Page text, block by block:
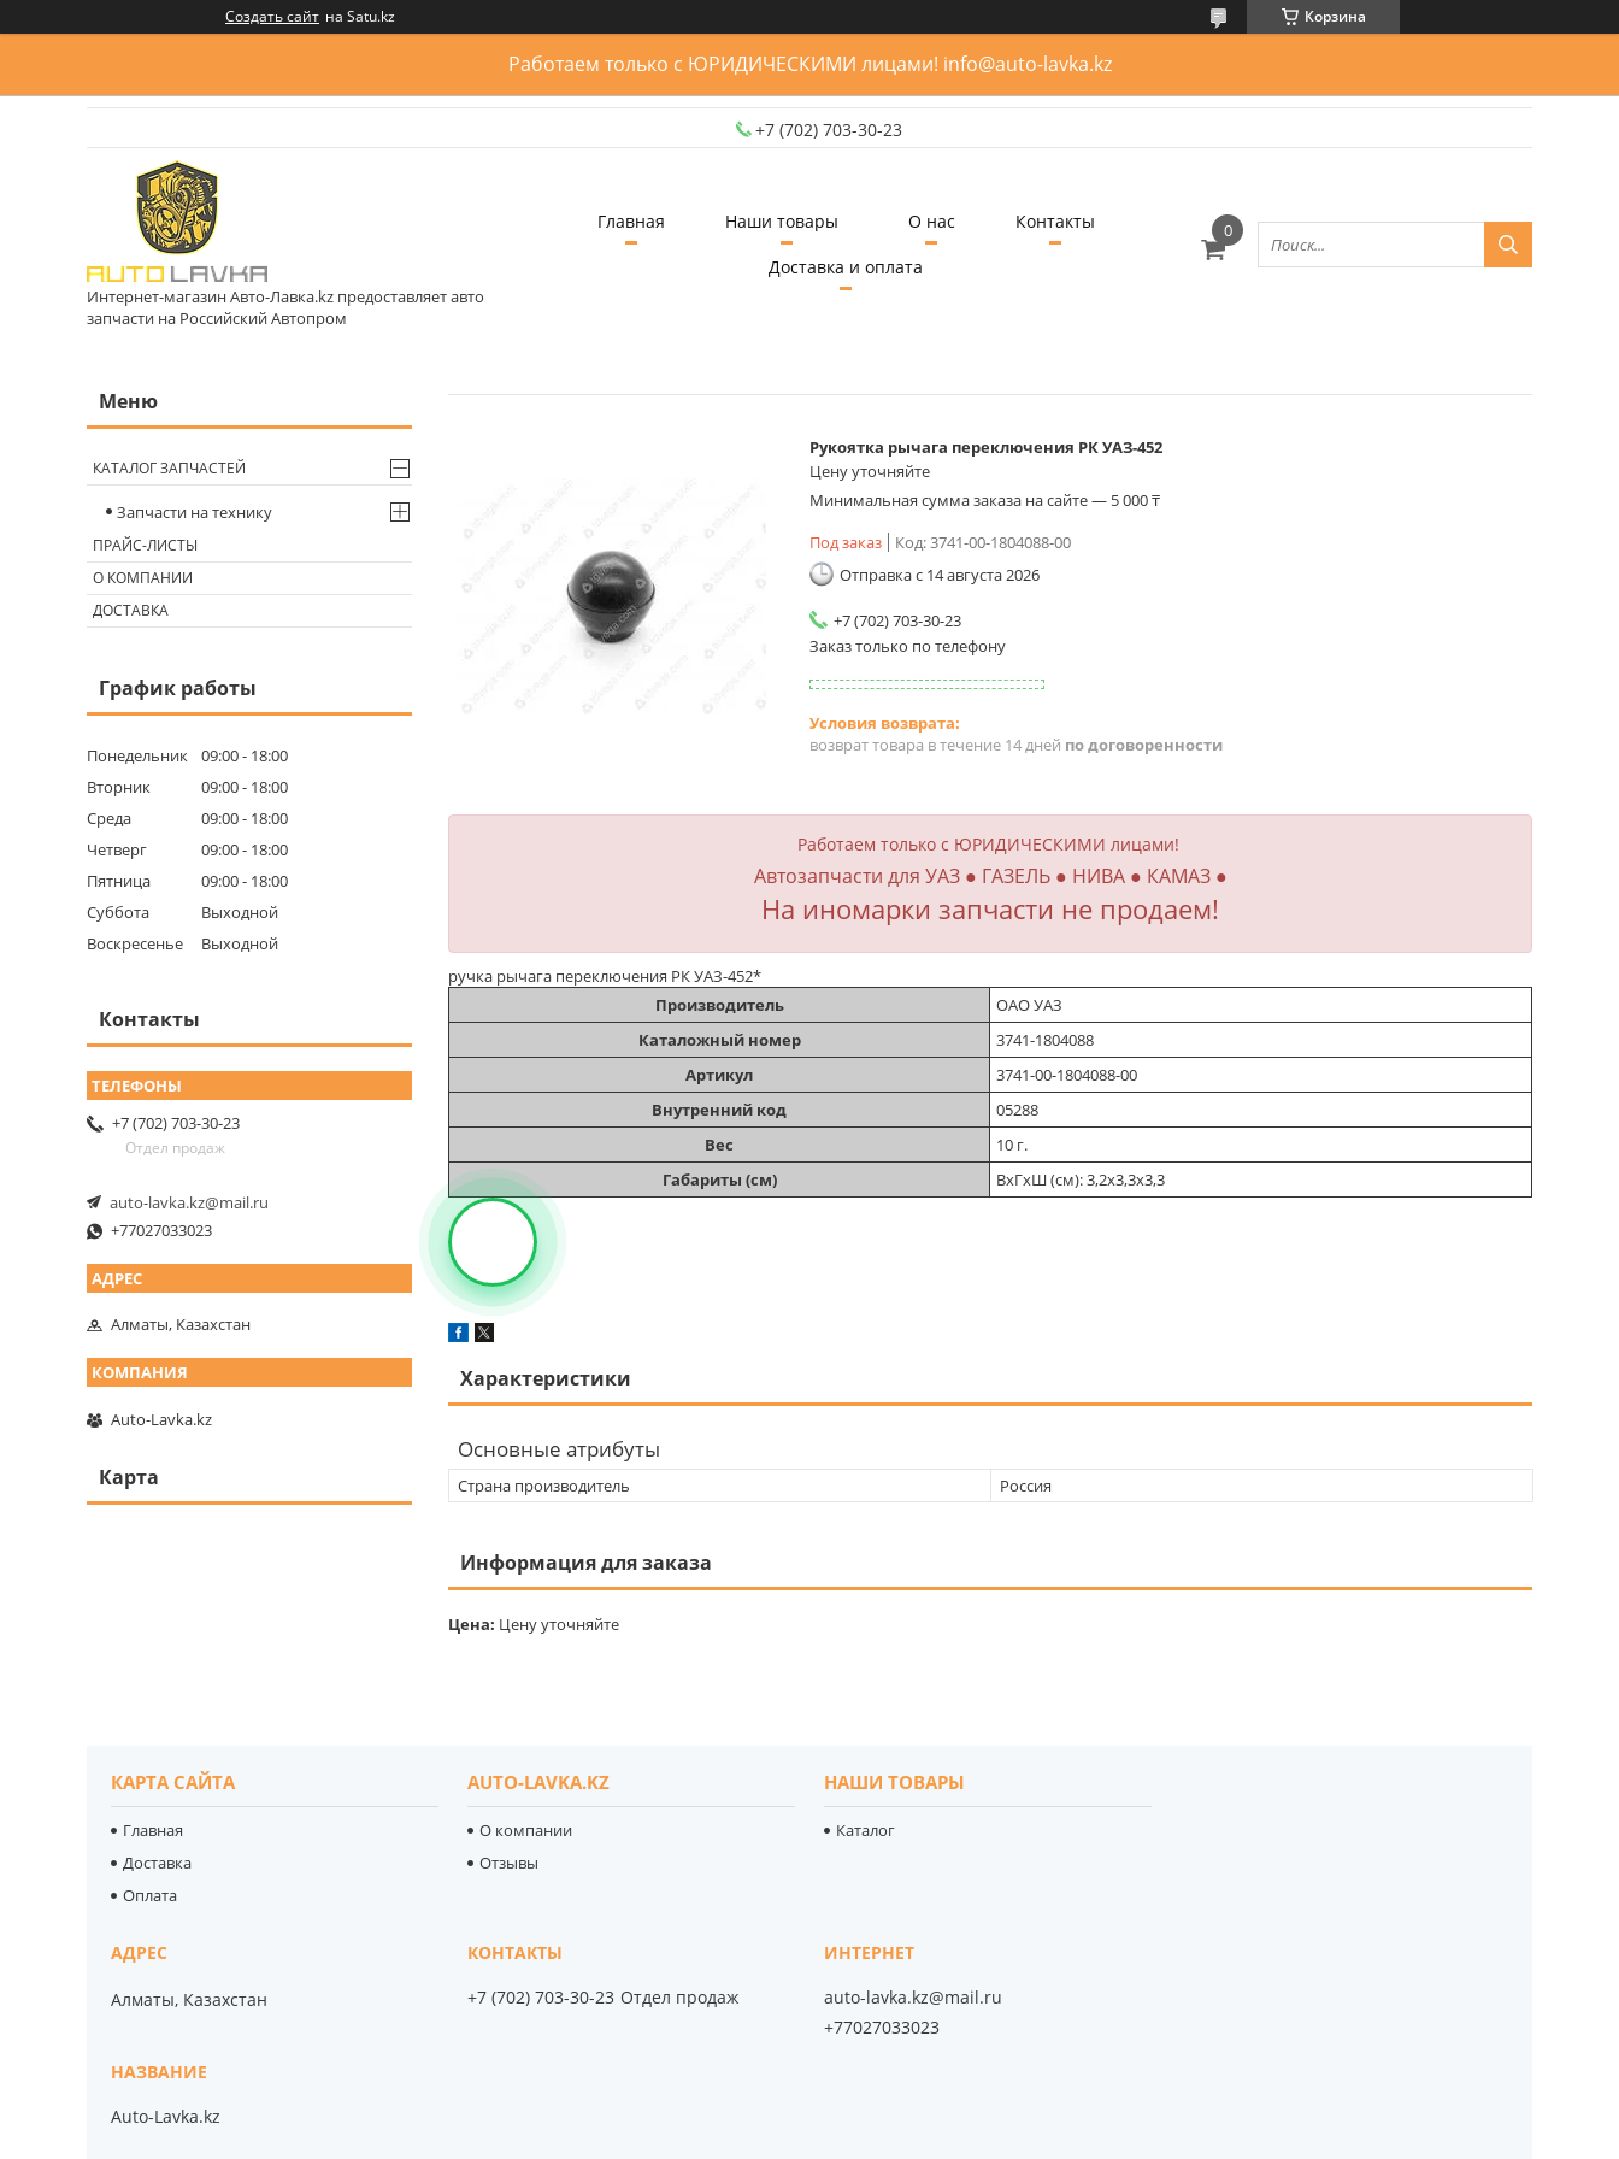
Создать сайт на Satu.kz Корзина
Работаем только с ЮРИДИЧЕСКИМИ лицами! info@auto-lavka.kz
+7 (702) 703-30-23
Интернет-магазин Авто-Лавка.kz предоставляет авто
запчасти на Российский Автопром
Главная Наши товары О нас
Контакты
Доставка и оплата
Рукоятка рычага переключения РК УАЗ-452
Цену уточняйте
Минимальная сумма заказа на сайте — 5 000 ₸
Под заказ
Код:3741-00-1804088-00
Отправка с 14 августа 2026
+7 (702) 703-30-23
Заказ только по телефону
возврат товара в течение 14 дней по договоренности
Работаем только с ЮРИДИЧЕСКИМИ лицами!
Автозапчасти для УАЗ ● ГАЗЕЛЬ ● НИВА ● КАМАЗ ●
На иномарки запчасти не продаем!
ручка рычага переключения РК УАЗ-452*
Производитель
ОАО УАЗ
Каталожный номер
3741-1804088
Артикул
3741-00-1804088-00
Внутренний код
05288
Вес
10 г.
Габариты (см)
ВхГхШ (см): 3,2х3,3х3,3
Характеристики
Основные атрибуты
Страна производитель Россия
Информация для заказа
Цена: Цену уточняйте
КАТАЛОГ ЗАПЧАСТЕЙ
Запчасти на технику
ПРАЙС-ЛИСТЫ
О КОМПАНИИ
ДОСТАВКА
График работы
Понедельник 09:00
18:00
Вторник
09:00
18:00
Среда
09:00
18:00
Четверг
09:00
18:00
Пятница
09:00
18:00
Суббота
Выходной
Воскресенье
Выходной
Контакты
+7 (702) 703-30-23
Отдел продаж
auto-lavka.kz@mail.ru
+77027033023
Алматы, Казахстан
Auto-Lavka.kz
Карта
КАРТА САЙТА
Главная
Доставка
Оплата
AUTO-LAVKA.KZ
О компании
Отзывы
НАШИ ТОВАРЫ
Каталог
Алматы, Казахстан
Auto-Lavka.kz
+7 (702) 703-30-23 Отдел продаж
auto-lavka.kz@mail.ru
+77027033023